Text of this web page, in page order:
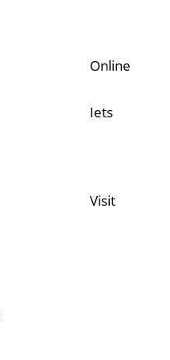
Online
Iets
Visit